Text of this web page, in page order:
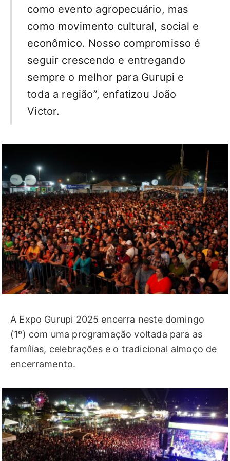
como evento agropecuário, mas
como movimento cultural, social e
econômico. Nosso compromisso é
seguir crescendo e entregando
sempre o melhor para Gurupi e
toda a região”, enfatizou João
Victor.
A Expo Gurupi 2025 encerra neste domingo
(1º) com uma programação voltada para as
famílias, celebrações e o tradicional almoço de
encerramento.